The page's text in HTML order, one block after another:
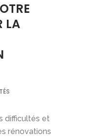
LA
difficultés et
rénovations